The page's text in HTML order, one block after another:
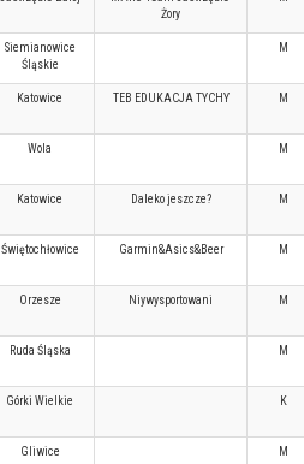
Żory
Siemianowice
Śląskie
M
Katowice TEB EDUKACJA TYCHY M
Wola M
Katowice Daleko jeszcze? M
Świętochłowice Garmin&Asics&Beer M
Orzesze Niywysportowani M
Ruda Śląska M
Górki Wielkie K
Gliwice M